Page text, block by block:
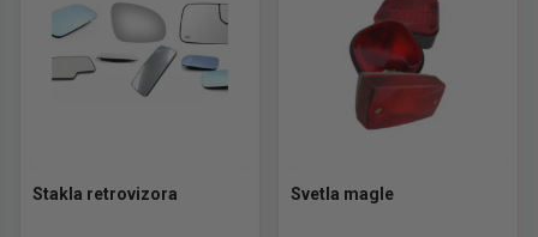
Stakla retrovizora Svetla magle